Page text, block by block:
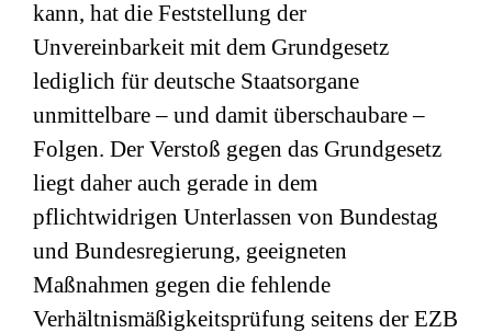
kann, hat die Feststellung der
Unvereinbarkeit mit dem Grundgesetz
lediglich für deutsche Staatsorgane
unmittelbare – und damit überschaubare –
Folgen. Der Verstoß gegen das Grundgesetz
liegt daher auch gerade in dem
pflichtwidrigen Unterlassen von Bundestag
und Bundesregierung, geeigneten
Maßnahmen gegen die fehlende
Verhältnismäßigkeitsprüfung seitens der EZB